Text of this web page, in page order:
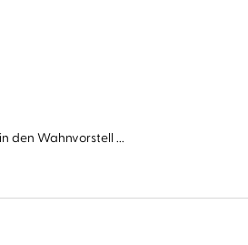
den Wahnvorstell ...